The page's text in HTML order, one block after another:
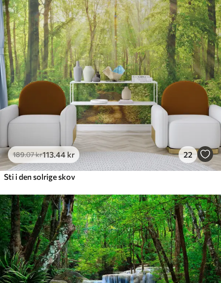
189.07kr113 .44 kr 22
Sti i den solrige skov